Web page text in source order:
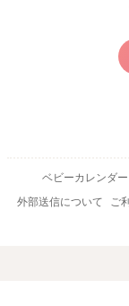
ベビーカレンダー
外部送信について
ご